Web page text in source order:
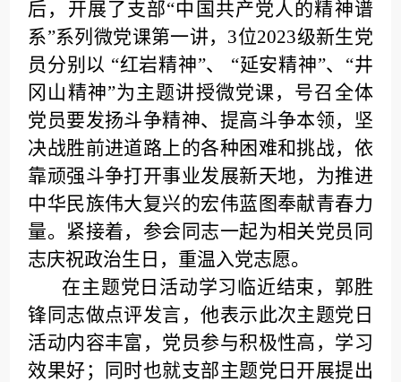
后，开展了支部“中国共产党人的精神谱
系”系列微党课第一讲， 3位2023级新生党
员分别以 “红岩精神”、 “延安精神”、“井
冈山精神”为主题讲授微党课，号召全体
党员要发扬斗争精神、提高斗争本领，坚
决战胜前进道路上的各种困难和挑战，依
靠顽强斗争打开事业发展新天地，为推进
中华民族伟大复兴的宏伟蓝图奉献青春力
量。紧接着，参会同志一起为相关党员同
志庆祝政治生日，重温入党志愿。
在主题党日活动学习临近结束，郭胜
锋同志做点评发言，他表示此次主题党日
活动内容丰富，党员参与积极性高，学习
效果好；同时也就支部主题党日开展提出